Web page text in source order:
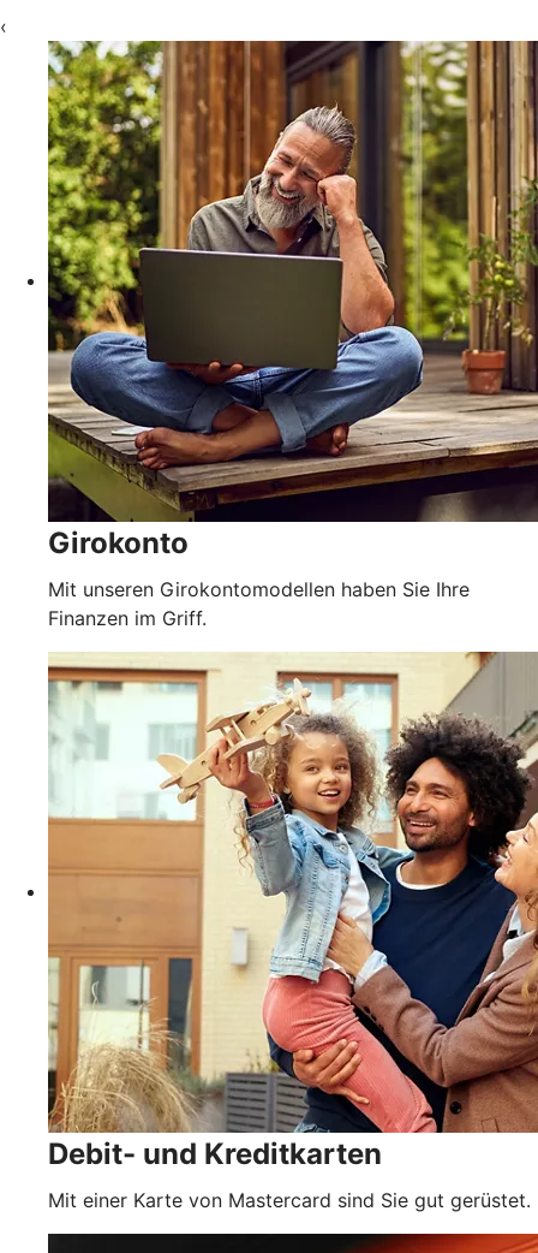
‹
Girokonto
Mit unseren Girokontomodellen haben Sie Ihre
Finanzen im Griff.
Debit- und Kreditkarten
Mit einer Karte von Mastercard sind Sie gut gerüstet.